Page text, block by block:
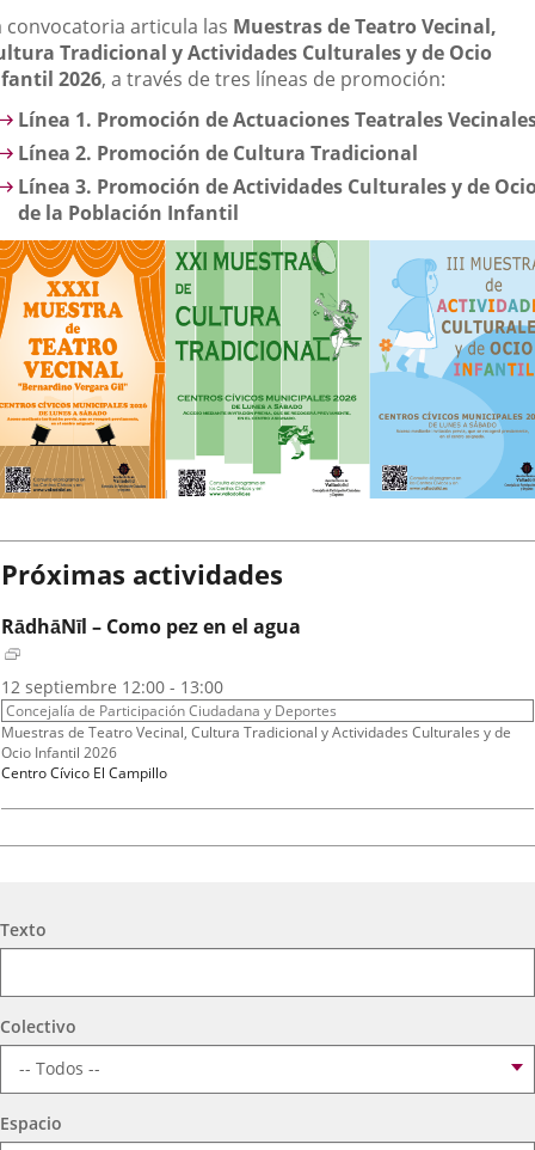
convocatoria articula las Muestras de Teatro Vecinal,
Tradicional y Actividades Culturales y de Ocio
2026, a través de tres líneas de promoción:
Línea 1. Promoción de Actuaciones Teatrales
Línea 2. Promoción de Cultura Tradicional
Línea 3. Promoción de Actividades Culturales y de
de la Población Infantil
Próximas actividades
RādhāNīl – Como pez en el agua
Fechas
del
evento
12 septiembre 2026
12:00 - 13:00
Organizador
de
actividad
Concejalía de Participación Ciudadana y Deportes
Programa
Muestras de Teatro Vecinal, Cultura Tradicional y Actividades Culturales y de
Ocio Infantil 2026
Espacio
Centro Cívico El Campillo
A.T. VIRGEN DE LOS AGUADORES
del
evento
Organizador
de
Concejalía de Participación Ciudadana y Deportes
Programa
Muestras de Teatro Vecinal, Cultura Tradicional y Actividades Culturales y de
Espacio
Centro Cívico Científico José Antonio Valverde
TEATRO PARQUESOL
Mujeres
Búsqueda
Texto
Colectivo
Espacio